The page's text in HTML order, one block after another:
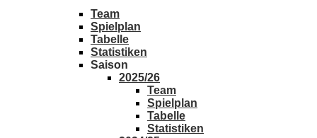
Team
Spielplan
Tabelle
Statistiken
Saison
2025/26
Team
Spielplan
Tabelle
Statistiken